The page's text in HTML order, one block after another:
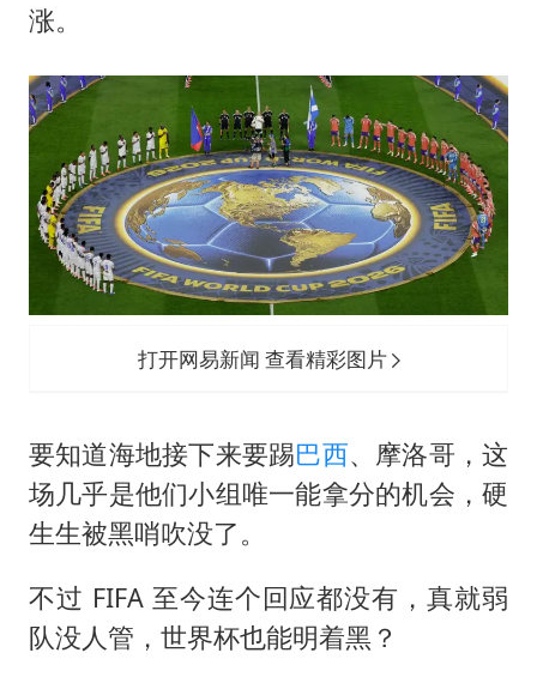
涨。
打开网易新闻 查看精彩图片
要知道海地接下来要踢巴西、摩洛哥，这
场几乎是他们小组唯一能拿分的机会，硬
生生被黑哨吹没了。
不过 FIFA 至今连个回应都没有，真就弱
队没人管，世界杯也能明着黑？